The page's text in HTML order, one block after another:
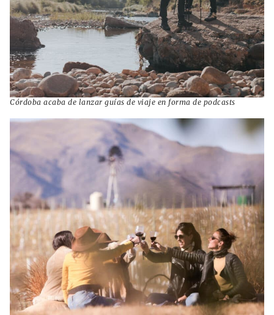
Córdoba acaba de lanzar guías de viaje en forma de podcasts